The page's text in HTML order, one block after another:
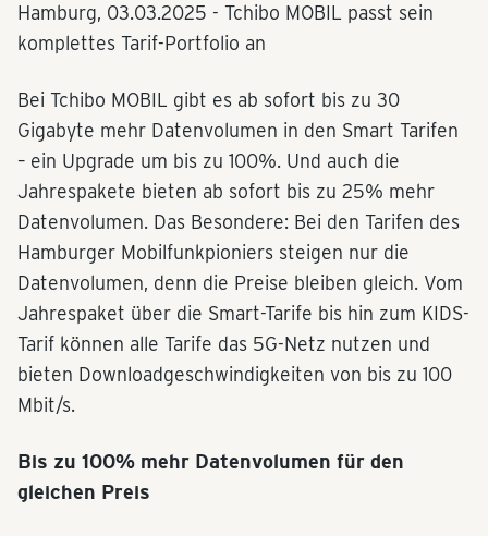
Hamburg, 03.03.2025 - Tchibo MOBIL passt sein
komplettes Tarif-Portfolio an
Bei Tchibo MOBIL gibt es ab sofort bis zu 30
Gigabyte mehr Datenvolumen in den Smart Tarifen
– ein Upgrade um bis zu 100%. Und auch die
Jahrespakete bieten ab sofort bis zu 25% mehr
Datenvolumen. Das Besondere: Bei den Tarifen des
Hamburger Mobilfunkpioniers steigen nur die
Datenvolumen, denn die Preise bleiben gleich. Vom
Jahrespaket über die Smart-Tarife bis hin zum KIDS-
Tarif können alle Tarife das 5G-Netz nutzen und
bieten Downloadgeschwindigkeiten von bis zu 100
Mbit/s.
Bis zu 100% mehr Datenvolumen für den
gleichen Preis